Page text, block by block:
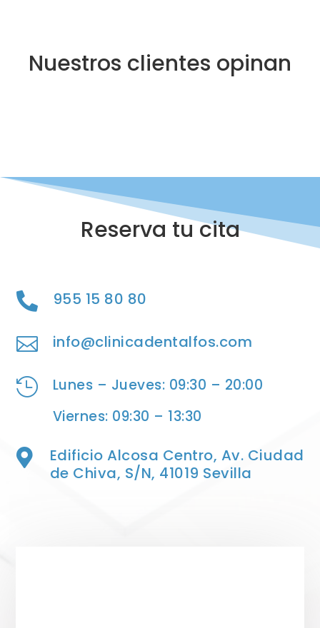
Nuestros clientes opinan
Reserva tu cita
 955 15 80 80
 info@clinicadentalfos.com

Lunes – Jueves: 09:30 – 20:00
Viernes: 09:30 – 13:30

Edificio Alcosa Centro, Av. Ciudad
de Chiva, S/N, 41019 Sevilla